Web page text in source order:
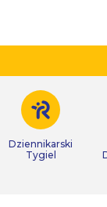
Dziennikarski
Tygiel